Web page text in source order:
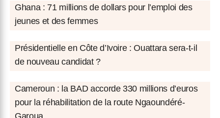
Ghana : 71 millions de dollars pour l’emploi des
jeunes et des femmes
Présidentielle en Côte d’Ivoire : Ouattara sera-t-il
de nouveau candidat ?
Cameroun : la BAD accorde 330 millions d’euros
pour la réhabilitation de la route Ngaoundéré-
Garoua